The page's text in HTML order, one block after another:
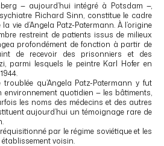
— aujourd’hui intégré à Potsdam —,
Richard Sinn, constitue le cadre
vie d’Angela Patz-Patermann. À l’origine
restreint de patients issus de milieux
profondément de fonction à partir de
de recevoir des prisonniers et des
parmi lesquels le peintre Karl Hofer en
qu’Angela Patz-Patermann y fut
environnement quotidien — les bâtiments,
les noms des médecins et des autres
aujourd’hui un témoignage rare de
par le régime soviétique et les
voisin.